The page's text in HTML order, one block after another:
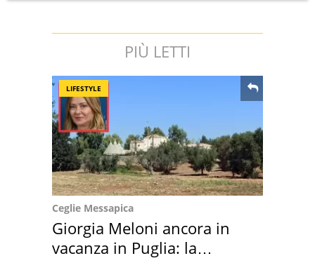
PIÙ LETTI
LIFESTYLE
Ceglie Messapica
Giorgia Meloni ancora in
vacanza in Puglia: la